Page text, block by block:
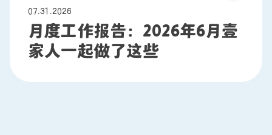
07.31.2026
月度工作报告：2026年6月壹
家人一起做了这些